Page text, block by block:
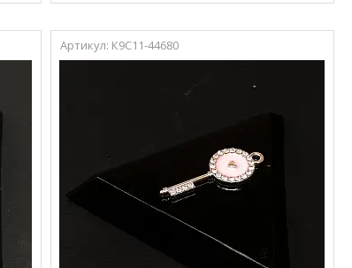
К9С11-44680